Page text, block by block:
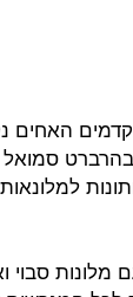
האחים
סבוי